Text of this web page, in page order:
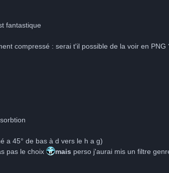
fantastique
compressé : serai t'il possible de la voir en PNG
a 45° de bas à d vers le h a g)
pas le choix
mais perso j'aurai mis un filtre